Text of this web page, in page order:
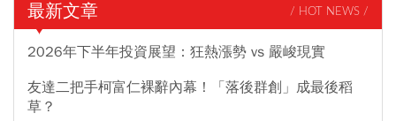
最新文章 / HOT NEWS /
2026年下半年投資展望：狂熱漲勢 vs 嚴峻現實
友達二把手柯富仁裸辭內幕！「落後群創」成最後稻
草？